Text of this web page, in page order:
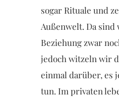
sogar Rituale und
Außenwelt. Da
Beziehung zwar
jedoch witzeln wir
einmal darüber, es
tun. Im privaten